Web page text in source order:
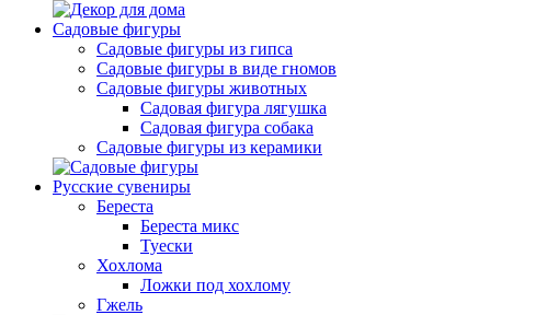
Садовые фигуры
Садовые фигуры из гипса
Садовые фигуры в виде гномов
Садовые фигуры животных
Садовая фигура лягушка
Садовая фигура собака
Садовые фигуры из керамики
Русские сувениры
Береста
Береста микс
Туески
Хохлома
Ложки под хохлому
Гжель